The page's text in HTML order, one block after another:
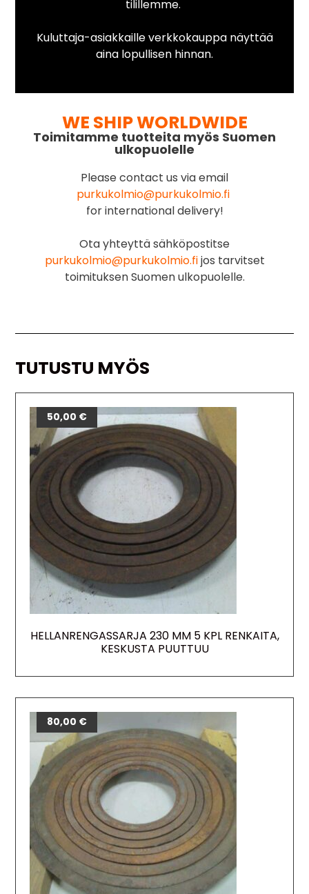
tilillemme.
Kuluttaja-asiakkaille verkkokauppa näyttää
aina lopullisen hinnan.
WE SHIP WORLDWIDE
Toimitamme tuotteita myös Suomen
ulkopuolelle
Please contact us via email
purkukolmio@purkukolmio.fi
for international delivery!
Ota yhteyttä sähköpostitse
purkukolmio@purkukolmio.fijos tarvitset
toimituksen Suomen ulkopuolelle.
TUTUSTU MYÖS
HELLANRENGASSARJA 230 MM 5 KPL RENKAITA,
KESKUSTA PUUTTUU
50,00 €
80,00 €